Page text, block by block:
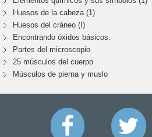
Huesos de la cabeza (1)
Huesos del cráneo (I)
Encontrando óxidos básicos.
Partes del microscopio
25 músculos del cuerpo
Músculos de pierna y muslo